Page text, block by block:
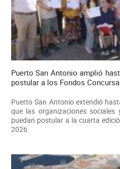
Puerto San Antonio amplió
postular a los Fondos
Puerto San Antonio extendió
que las organizaciones
puedan postular a la cuarta
2026.